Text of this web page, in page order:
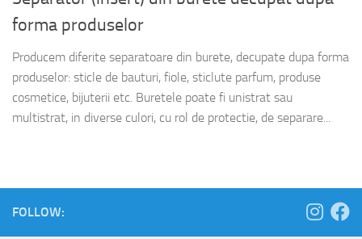
forma produselor
Producem diferite separatoare din burete, decupate dupa forma
produselor: sticle de bauturi, fiole, sticlute parfum, produse
cosmetice, bijuterii etc. Buretele poate fi unistrat sau
multistrat, in diverse culori, cu rol de protectie, de separare...
FOLLOW: